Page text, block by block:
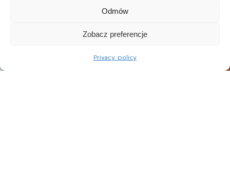
Odmów
Zobacz preferencje
Privacy policy